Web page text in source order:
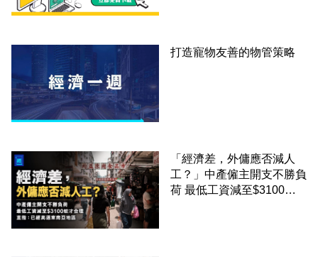
打造寵物友善的物管策略
「經濟差，外傭應否減人
工？」中產僱主開支不勝負
荷 最低工資減至$3100蚊